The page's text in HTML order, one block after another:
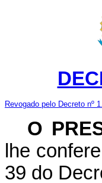
Revogado pelo Decreto nº
O
lhe
39 do